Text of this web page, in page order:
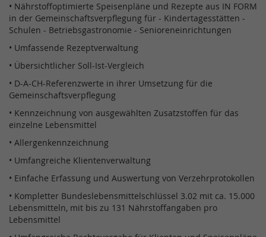
• Nährstoffoptimierte Speisenpläne und Rezepte aus IN FORM
in der Gemeinschaftsverpflegung für - Kindertagesstätten -
Schulen - Betriebsgastronomie - Senioreneinrichtungen
• Umfassende Rezeptverwaltung
• Übersichtlicher Soll-Ist-Vergleich
• D-A-CH-Referenzwerte in ihrer Umsetzung für die
Gemeinschaftsverpflegung
• Kennzeichnung von ausgewählten Zusatzstoffen für das
einzelne Lebensmittel
• Allergenkennzeichnung
• Umfangreiche Klientenverwaltung
• Einfache Erfassung und Auswertung von Verzehrprotokollen
• Kompletter Bundeslebensmittelschlüssel 3.02 mit ca. 15.000
Lebensmitteln, mit bis zu 131 Nährstoffangaben pro
Lebensmittel